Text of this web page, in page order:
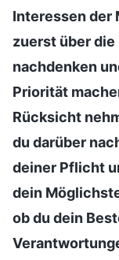
Interessen der
zuerst über
nachdenken
Priorität
Rücksicht
du darüber
deiner Pflicht
dein
ob du dein